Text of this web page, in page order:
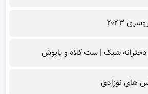
۲۰۲۳
شیک | ست کلاه و پاپوش
های نوزادی